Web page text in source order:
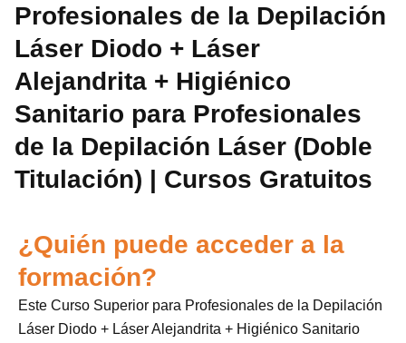
Profesionales de la Depilación
Láser Diodo + Láser
Alejandrita + Higiénico
Sanitario para Profesionales
de la Depilación Láser (Doble
Titulación) | Cursos Gratuitos
¿Quién puede acceder a la
formación?
Este Curso Superior para Profesionales de la Depilación
Láser Diodo + Láser Alejandrita + Higiénico Sanitario